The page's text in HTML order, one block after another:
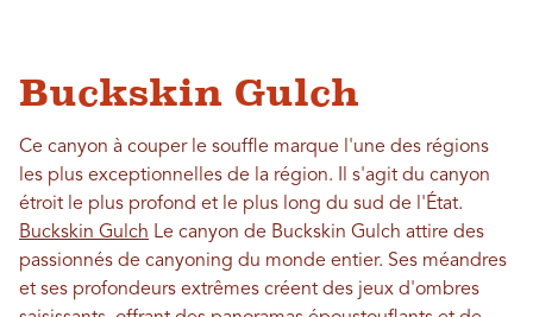
Buckskin Gulch
Ce canyon à couper le souffle marque l'une des régions
les plus exceptionnelles de la région. Il s'agit du canyon
étroit le plus profond et le plus long du sud de l'État.
Buckskin Gulch Le canyon de Buckskin Gulch attire des
passionnés de canyoning du monde entier. Ses méandres
et ses profondeurs extrêmes créent des jeux d'ombres